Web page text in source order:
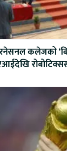
कलेजको